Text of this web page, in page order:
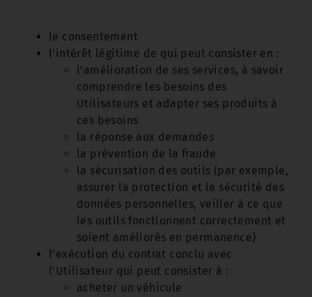
le consentement
l’intérêt légitime de qui peut consister en :
l’amélioration de ses services, à savoir
comprendre les besoins des
Utilisateurs et adapter ses produits à
ces besoins
la réponse aux demandes
la prévention de la fraude
la sécurisation des outils (par exemple,
assurer la protection et la sécurité des
données personnelles, veiller à ce que
les outils fonctionnent correctement et
soient améliorés en permanence)
l’exécution du contrat conclu avec
l’Utilisateur qui peut consister à :
acheter un véhicule